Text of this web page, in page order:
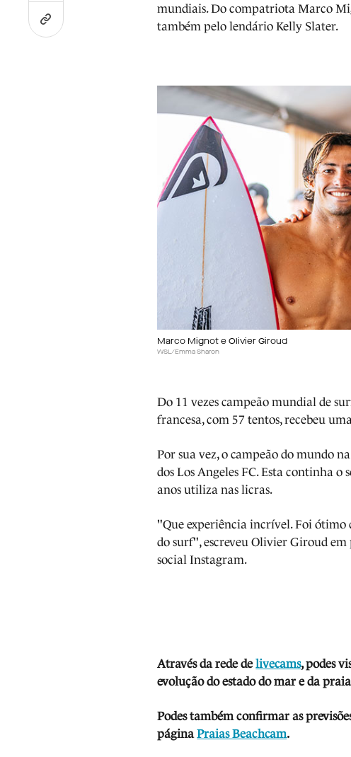
mundiais. Do compatriota Marco
também pelo lendário Kelly Slater.
Marco Mignot e Olivier Giroud
WSL/Emma Sharon
Do 11 vezes campeão mundial de
francesa, com 57 tentos, recebeu
Por sua vez, o campeão do mundo
dos Los Angeles FC. Esta continha o
anos utiliza nas licras.
"Que experiência incrível. Foi ótimo
do surf", escreveu Olivier Giroud
social Instagram.
Através da rede delivecams, podes
evolução do estado do mar e da
Podes também confirmar as
páginaPraias Beachcam.